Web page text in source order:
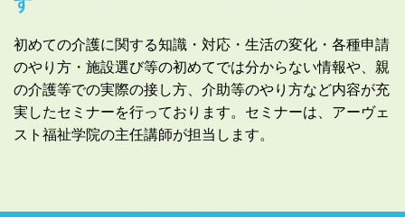
初めての介護に関する知識・対応・生活の変化・各種申請
のやり方・施設選び等の初めてでは分からない情報や、親
の介護等での実際の接し方、介助等のやり方など内容が充
実したセミナーを行っております。セミナーは、アーヴェ
スト福祉学院の主任講師が担当します。